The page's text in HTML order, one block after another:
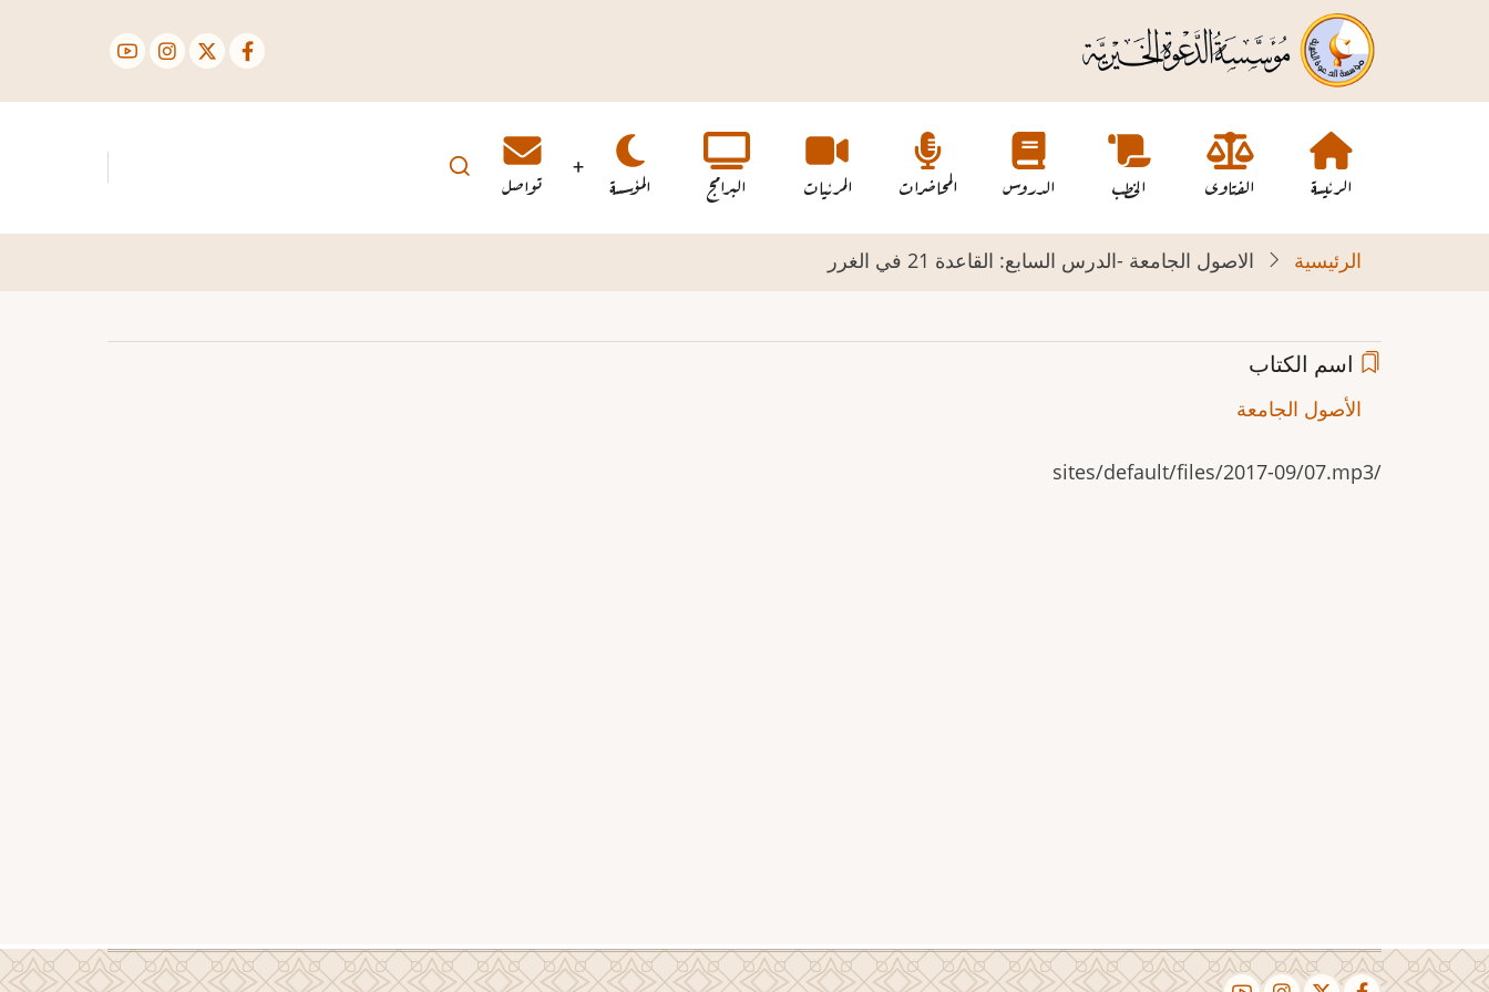
الرئيسي
Main
navigation
الرئيسة الفتاوى الخطب الدروس المحاضرات المرئيات البرامج المؤسسة تواصل
الرئيسية الاصول الجامعة -الدرس السابع: القاعدة 21 في الغرر
اسم الكتاب
الأصول الجامعة
/sites/default/files/2017-09/07.mp3